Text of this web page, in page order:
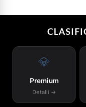
💎
Premium
Detalii →